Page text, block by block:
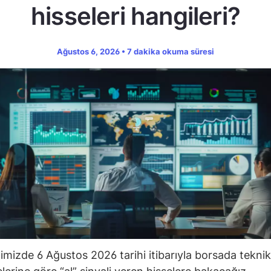
hisseleri hangileri?
Ağustos 6, 2026 • 7 dakika okuma süresi
6 Ağustos 2026 tarihi itibarıyla borsada teknik